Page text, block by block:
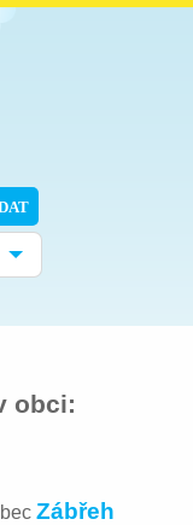
obci:
Zábřeh